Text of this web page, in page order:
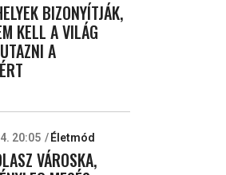
BIZONYÍTJÁK,
KELL A VILÁG
A
20:05 Életmód
VÁROSKA,